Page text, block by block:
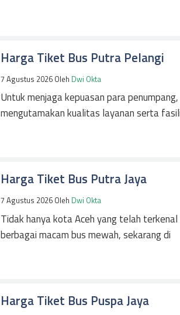
Harga Tiket Bus Putra Pelangi
7 Agustus 2026 Oleh Dwi Okta
Untuk menjaga kepuasan para
mengutamakan kualitas layanan serta
Harga Tiket Bus Putra Jaya
7 Agustus 2026 Oleh Dwi Okta
Tidak hanya kota Aceh yang telah
berbagai macam bus mewah, sekarang di
Harga Tiket Bus Puspa Jaya